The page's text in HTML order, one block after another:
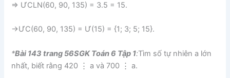
⇒ ƯCLN(60, 90, 135) = 3.5 = 15.
→ƯC(60, 90, 135) = Ư(15) = {1; 3; 5; 15}.
*Bài 143 trang 56SGK Toán 6 Tập 1:Tìm số tự nhiên a lớn
nhất, biết rằng 420 ⋮ a và 700 ⋮ a.